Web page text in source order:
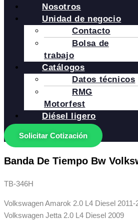
Nosotros
Unidad de negocio
Contacto
Bolsa de
trabajo
Catálogos
Datos técnicos
RMG
Motorfest
Diésel ligero
Solicitar Cotización
Banda De Tiempo Bw
TB-346H
Volkswagen Amarok 2.0 L4 Diesel 2011-
Volkswagen Jetta 2.0 L4 Diesel 2009